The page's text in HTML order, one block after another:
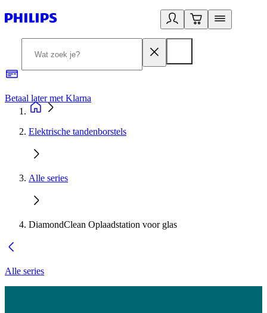
Betaal later met Klarna
Elektrische tandenborstels
Alle series
DiamondClean Oplaadstation voor glas
Alle series